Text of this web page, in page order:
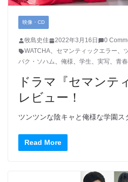
映像・CD
牧島史佳 2022年3月16日
0
WATCHA、 セマンティックエラー、
パク・ソハム、 俺様、 学生、 実写、 青春
ドラマ『セマンテ
レビュー！
ツンツンな陰キャと俺様な学園ス
Read More